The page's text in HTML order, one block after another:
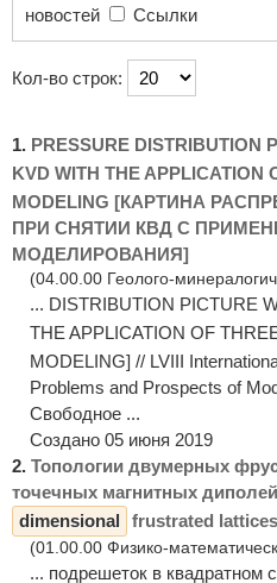
новостей
Ссылки
Кол-во строк:
1. PRESSURE DISTRIBUTION
KVD WITH THE APPLICATION
MODELING [КАРТИНА
ПРИ СНЯТИИ КВД С
МОДЕЛИРОВАНИЯ]
(04.00.00 Геолого-
... DISTRIBUTION PICTURE
THE APPLICATION OF
MODELING] // LVIII
Problems and Prospects of
Свободное ...
Создано 05 июня 2019
2. Топологии двумерных
точечных магнитных
dimensional frustrated
(01.00.00 Физико-
... подрешеток в квадратном